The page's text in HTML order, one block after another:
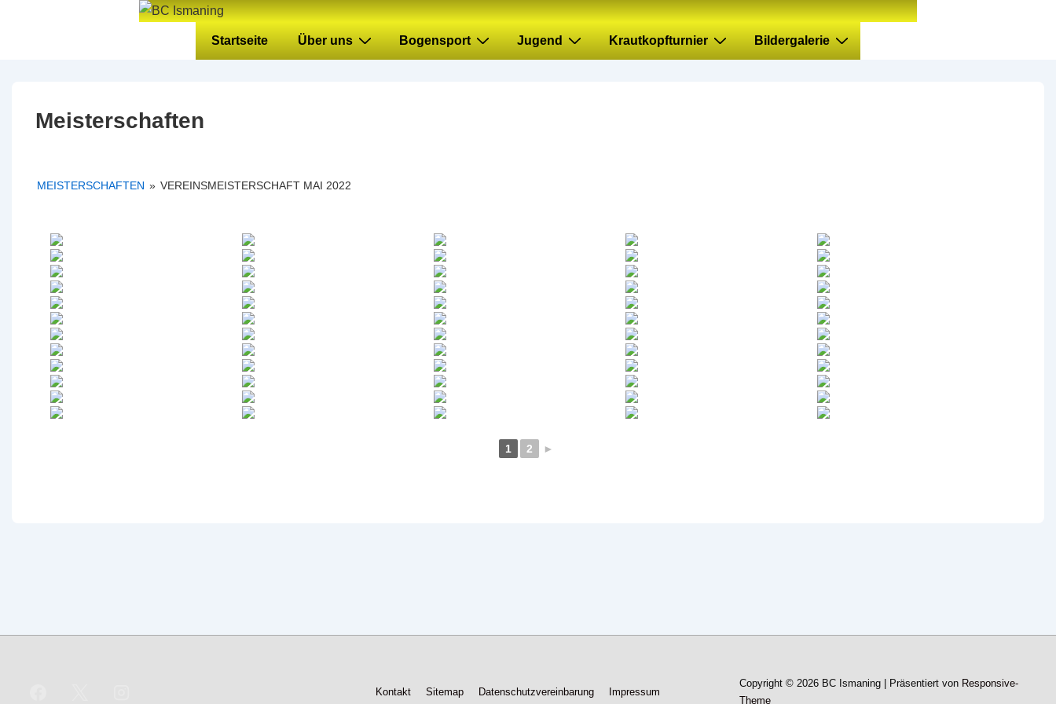
Hauptnavigation
Startseite Über uns Bogensport Jugend Krautkopfturnier Bildergalerie
Meisterschaften
MEISTERSCHAFTEN » VEREINSMEISTERSCHAFT MAI 2022
1 2 ►
Footer-
Kontakt Sitemap Datenschutzvereinbarung Impressum
Copyright © 2026 BC Ismaning | Präsentiert von Responsive-
Theme